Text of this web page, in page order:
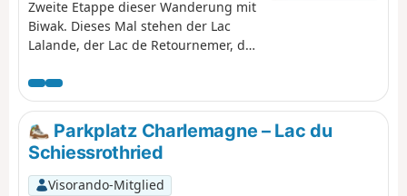
Zweite Etappe dieser Wanderung mit
Biwak. Dieses Mal stehen der Lac
Lalande, der Lac de Retournemer, der
und der Wasserfall Cascade de
Retournemer auf Ihrem Programm,
wo Sie wunderschöne Farben
entdecken können.
Parkplatz Charlemagne – Lac du
Schiessrothried
Visorando-Mitglied